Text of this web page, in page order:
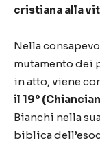
cristiana alla
Nella
mutamento dei
in atto, viene
il 19°
Bianchi nella
biblica